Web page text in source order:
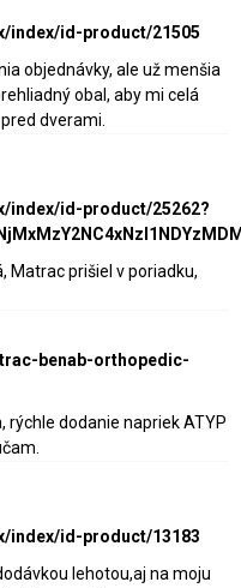
index/id-product/21505
objednávky, ale už menšia
obal, aby mi celá
dverami.
index/id-product/25262?
Matrac prišiel v poriadku,
benab-orthopedic-
rýchle dodanie napriek ATYP
index/id-product/13183
lehotou,aj na moju